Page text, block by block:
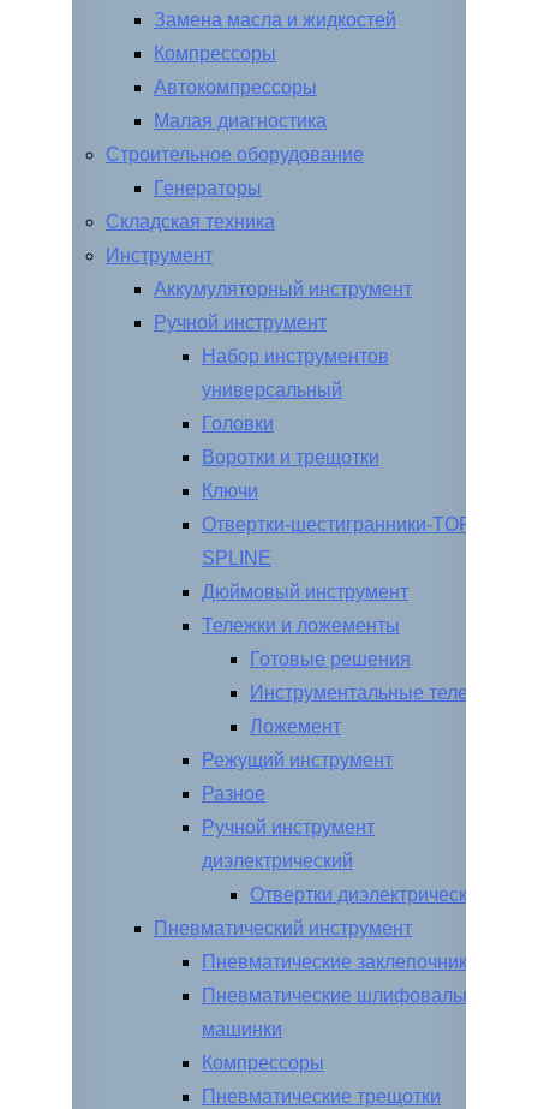
Замена масла и жидкостей
Компрессоры
Автокомпрессоры
Малая диагностика
Строительное оборудование
Генераторы
Складская техника
Инструмент
Аккумуляторный инструмент
Ручной инструмент
Набор инструментов
универсальный
Головки
Воротки и трещотки
Ключи
Отвертки-шестигранники-TORX-
SPLINE
Дюймовый инструмент
Тележки и ложементы
Готовые решения
Инструментальные тележки
Ложемент
Режущий инструмент
Разное
Ручной инструмент
диэлектрический
Отвертки диэлектрические
Пневматический инструмент
Пневматические заклепочники
Пневматические шлифовальные
машинки
Компрессоры
Пневматические трещотки